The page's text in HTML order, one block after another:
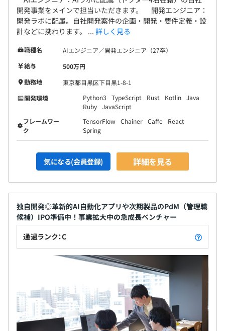
・開発部
・AI研究部
・ビジネスイノベーション部
・ビジネスアナリシス部
・AIBC部
・管理部
数名～7名程度で、チームを組んでプロジェクトに取り組
んでいます。
どのチームも風通しがよく、またチーム同士の交流も盛ん
で、全社員での定例会などもおこなっています。
開発事業をメインで担当いただきます。 開発エンジニア：
開発ラボに配属。自社開発案件の企画・開発・要件定義・設
計などに携わります。 ... 詳しく見る
職種名
AIエンジニア／開発エンジニア（27卒）
給与
500万円
勤務地
東京都目黒区下目黒1-8-1
開発環境
Python3 TypeScript Rust Kotlin Java
Ruby JavaScript
フレームワー
ク
TensorFlow Chainer Caffe
React
Spring
気になる(会員登録) 詳細を見る
独自開発◎革新的AI自動化アプリや次期製品のPdM（管理職
候補）IPO準備中！事業拡大中の急成長ベンチャー
通過ランク：C